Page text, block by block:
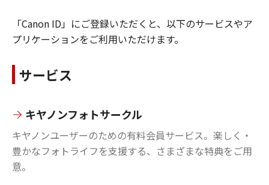
「Canon ID」にご登録いただくと、以下のサービスやア
プリケーションをご利用いただけます。
サービス
キヤノンフォトサークル
キヤノンユーザーのための有料会員サービス。楽しく・
豊かなフォトライフを支援する、さまざまな特典をご用
意。